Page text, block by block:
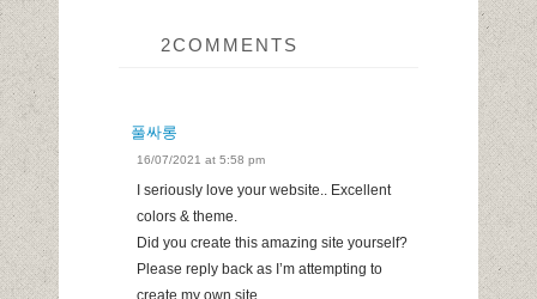
2COMMENTS
풀싸롱
16/07/2021 at 5:58 pm
I seriously love your website.. Excellent
colors & theme.
Did you create this amazing site yourself?
Please reply back as I’m attempting to